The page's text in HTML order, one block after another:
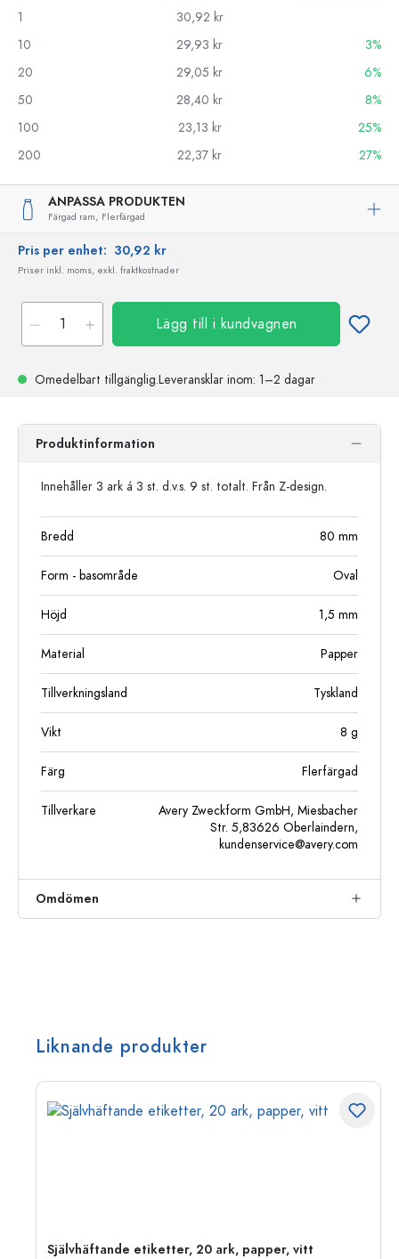
1
30,92 kr
10
29,93 kr
3%
20
29,05 kr
6%
50
28,40 kr
8%
100
23,13 kr
25%
200
22,37 kr 27%
ANPASSA PRODUKTEN
Färgad ram, Flerfärgad
Pris per enhet: 30,92 kr
Priser inkl. moms, exkl. fraktkostnader
Lägg till i kundvagnen
Omedelbart tillgänglig.Leveransklar inom: 1–2 dagar
Produktinformation
Innehåller 3 ark á 3 st. d.v.s. 9 st. totalt. Från Z-design.
Bredd 80 mm
Form - basområde Oval
Höjd 1,5 mm
Material Papper
Tillverkningsland Tyskland
Vikt 8 g
Färg Flerfärgad
Tillverkare
Avery Zweckform GmbH, Miesbacher
Str. 5,83626 Oberlaindern,
kundenservice@avery.com
Omdömen
Liknande produkter
Självhäftande etiketter, 20 ark, papper, vitt